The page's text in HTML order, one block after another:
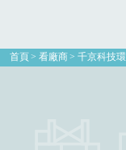
首頁 看廠商 千京科技